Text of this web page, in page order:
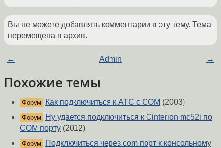
Вы не можете добавлять комментарии в эту тему. Тема
перемещена в архив.
← Admin →
Похожие темы
Форум Как подключиться к АТС с COM (2003)
Форум
Ну удается подключиться к Cinterion mc52i по
COM порту (2012)
Форум
Подключиться через com порт к консольному